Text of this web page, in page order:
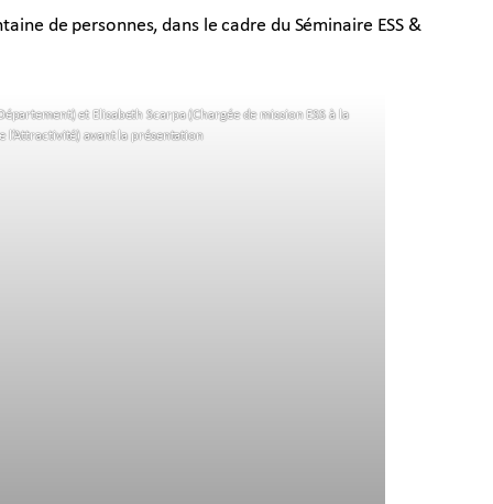
de personnes, dans le cadre du Séminaire ESS &
et Elisabeth Scarpa (Chargée de mission ESS à la
l’Attractivité) avant la présentation